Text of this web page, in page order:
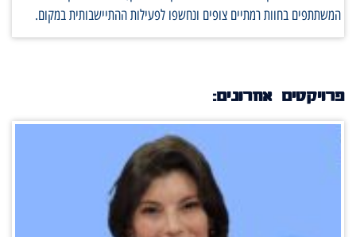
המשתתפים בחוות רמתיים צופים ונחשפו לפעילות ההתיישבותית במקום.
פרויקטים אחרונים: